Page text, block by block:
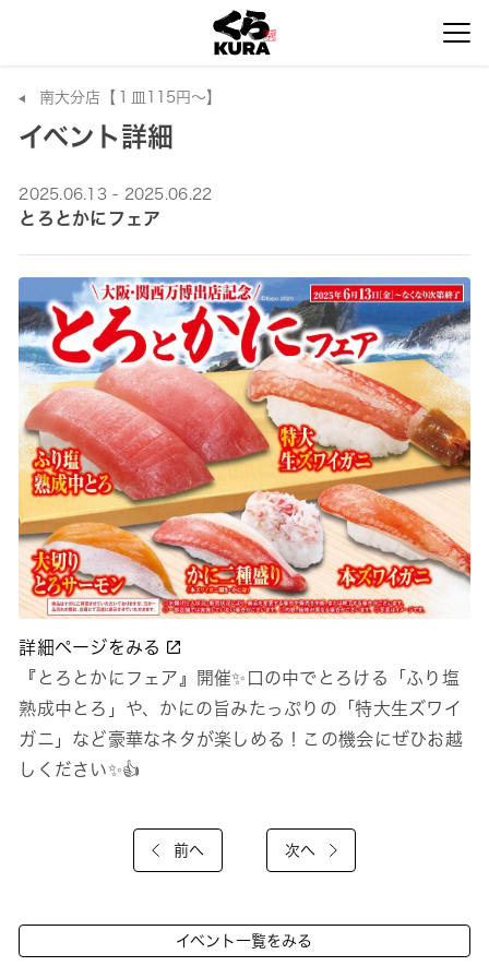
南大分店【１皿115円～】
イベント詳細
2025.06.13 - 2025.06.22
とろとかにフェア
詳細ページをみる
『とろとかにフェア』開催✨口の中でとろける「ふり塩
熟成中とろ」や、かにの旨みたっぷりの「特大生ズワイ
ガニ」など豪華なネタが楽しめる！この機会にぜひお越
しください✨👍
前へ 次へ
イベント一覧をみる